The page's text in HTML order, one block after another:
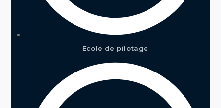
Ecole de pilotage